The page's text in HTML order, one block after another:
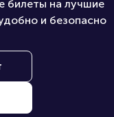
билеты на лучшие
и безопасно